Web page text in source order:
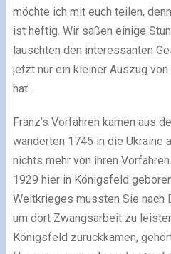
möchte ich mit euch teilen,
ist heftig. Wir saßen einige
lauschten den interessanten
jetzt nur ein kleiner Auszug
hat.
Franz’s Vorfahren kamen aus
wanderten 1745 in die Ukraine
nichts mehr von ihren
1929 hier in Königsfeld
Weltkrieges mussten Sie nach
um dort Zwangsarbeit zu
Königsfeld zurückkamen,